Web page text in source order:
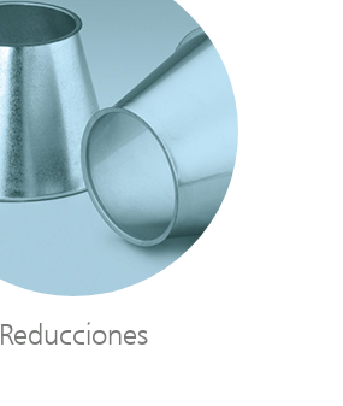
Reducciones